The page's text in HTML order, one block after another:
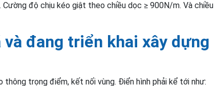
độ chịu kéo giật theo chiều dọc ≥ 900N/m. Và chiều
đang triển khai xây dựng
trọng điểm, kết nối vùng. Điển hình phải kể tới như: